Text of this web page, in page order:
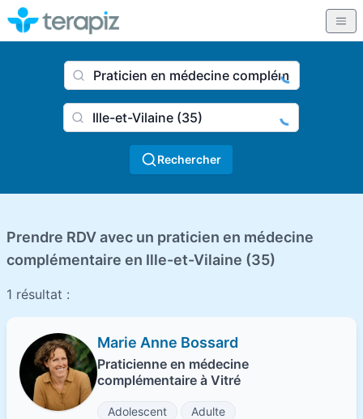
Nom du praticien, profession
Ville
Rechercher
Prendre RDV avec un praticien en médecine
complémentaire en Ille-et-Vilaine (35)
1 résultat :
Marie Anne Bossard
Praticienne en médecine
complémentaire à Vitré
Adolescent
Adulte